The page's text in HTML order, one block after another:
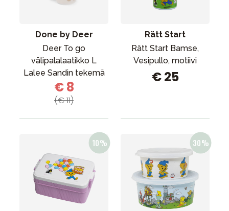
Done by Deer
Deer To go
välipalalaatikko L
Lalee Sandin tekemä
€ 8
(€ 11)
Rätt Start
Rätt Start Bamse,
Vesipullo, motiivi
€ 25